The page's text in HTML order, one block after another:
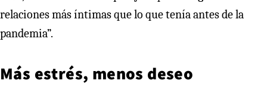
relaciones más íntimas que lo que tenía antes de la
pandemia”.
Más estrés, menos deseo